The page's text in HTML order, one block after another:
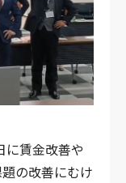
に賃金改善や
の改善にむけ